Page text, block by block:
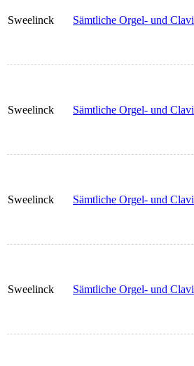
Sweelinck Sämtliche Orgel- und
Sweelinck Sämtliche Orgel- und
Sweelinck Sämtliche Orgel- und
Sweelinck Sämtliche Orgel- und